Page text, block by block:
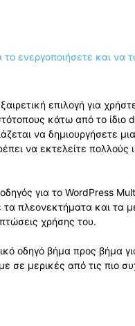
επιλογή για
κάτω από το ίδιο
να δημιουργήσετε
να εκτελείτε πολλούς
για το WordPress
πλεονεκτήματα και τα
χρήσης του.
οδηγό βήμα προς βήμα
σε μερικές από τις πιο